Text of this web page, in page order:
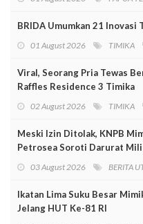
BRIDA Umumkan 21
01 August 2026 TIMIKA
Viral, Seorang Pria Tewas
Raffles Residence 3 Timika
02 August 2026 TIMIKA
Meski Izin Ditolak, KNPB
Petrosea Soroti Darurat
03 August 2026 BERITA
Ikatan Lima Suku Besar
Jelang HUT Ke-81 RI